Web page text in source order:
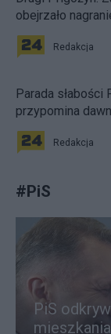
obejrzało
Redakcja
Parada słabości
przypomina
Redakcja
#PiS
PiS